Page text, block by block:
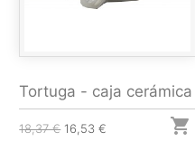
Tortuga - caja cerámica
18,37 € 16,53 € 